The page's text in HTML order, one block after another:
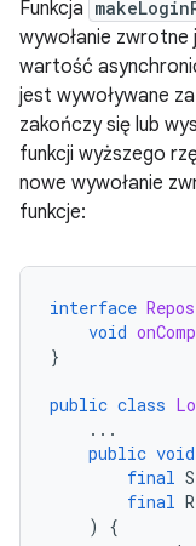
Funkcja
wywołanie
wartość
jest wywoływane
zakończy się lub
funkcji wyższego
nowe wywołanie
funkcje:
interface
void
}
public class
...
public void
final
final
)
{